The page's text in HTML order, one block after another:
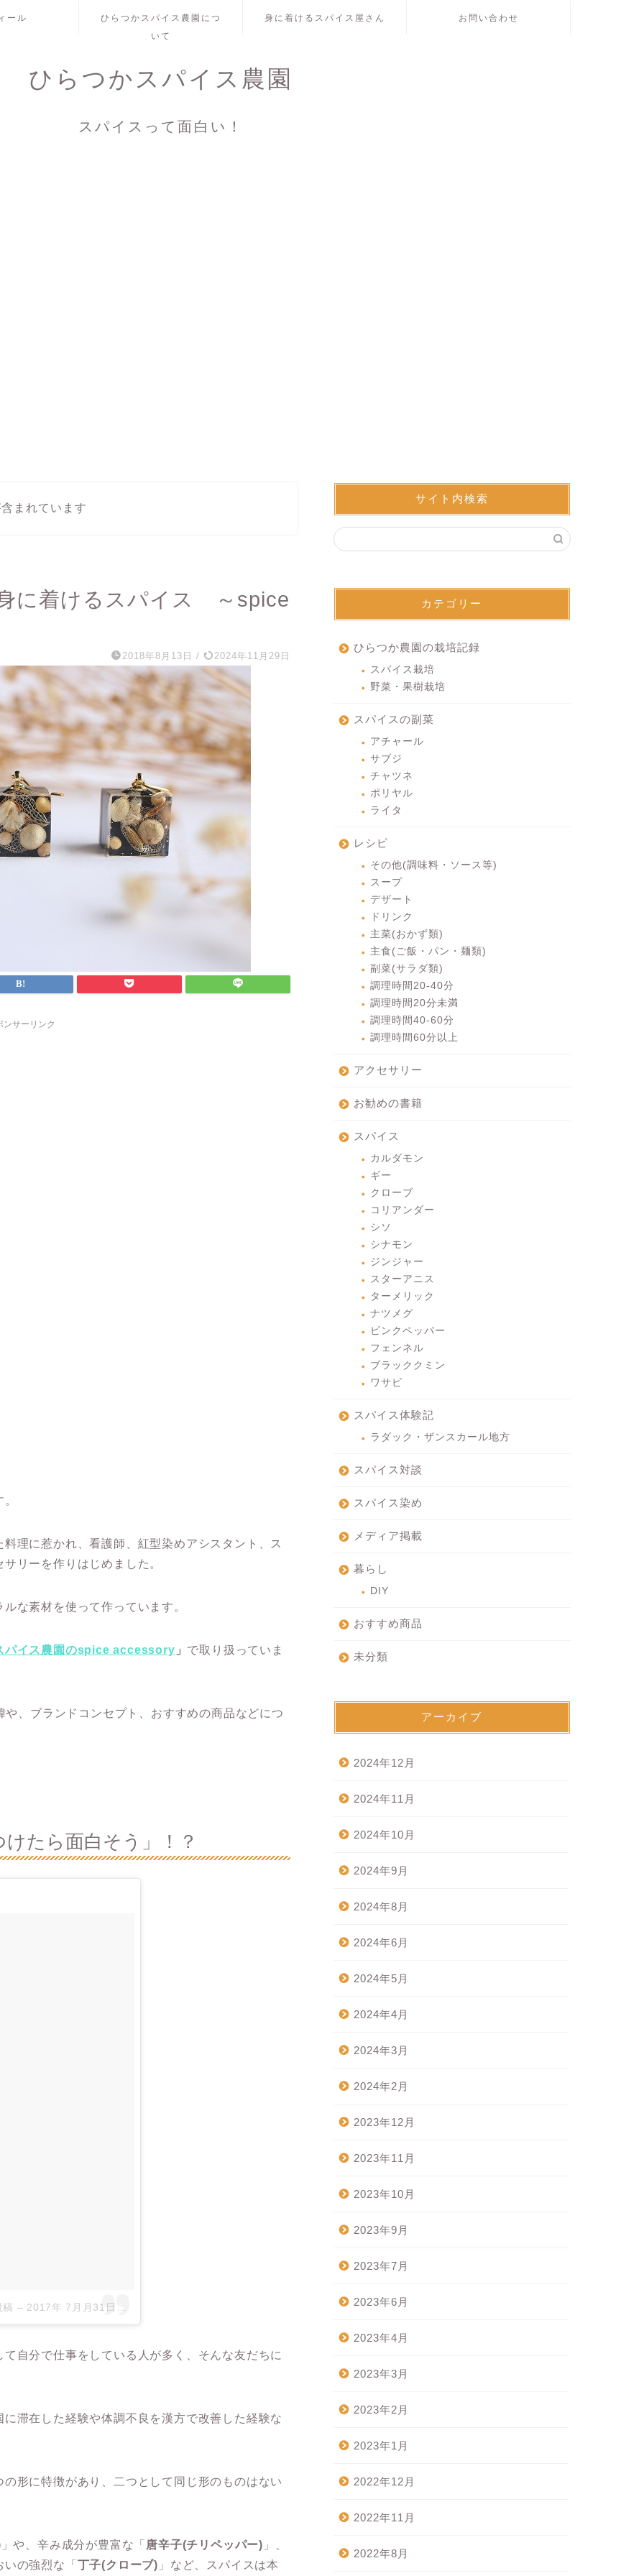
ール
ひらつかスパイス農園につ
いて
身に着けるスパイス屋さん お問い合わせ
ひらつかスパイス農園
スパイスって面白い！
まれています
に着けるスパイス ～spice
2018年8月13日 / 2024年11月29日
ンサーリンク
理に惹かれ、看護師、紅型染めアシスタント、ス
リーを作りはじめました。
な素材を使って作っています。
パイス農園のspice accessory 」 で取り扱っていま
や、ブランドコンセプト、おすすめの商品などにつ
たら面白そう」！？
– 2017年 7月月31日午後7時06分PDT
自分で仕事をしている人が多く、そんな友だちに
滞在した経験や体調不良を漢方で改善した経験な
形に特徴があり、二つとして同じ形のものはない
」や、辛み成分が豊富な「 唐辛子(チリペッパー) 」、
の強烈な「 丁子(クローブ) 」など、スパイスは本
サイト内検索
カテゴリー
ひらつか農園の栽培記録
スパイス栽培
野菜・果樹栽培
スパイスの副菜
アチャール
サブジ
チャツネ
ポリヤル
ライタ
レシピ
その他(調味料・ソース等)
スープ
デザート
ドリンク
主菜(おかず類)
主食(ご飯・パン・麺類)
副菜(サラダ類)
調理時間20-40分
調理時間20分未満
調理時間40-60分
調理時間60分以上
アクセサリー
お勧めの書籍
スパイス
カルダモン
ギー
クローブ
コリアンダー
シソ
シナモン
ジンジャー
スターアニス
ターメリック
ナツメグ
ピンクペッパー
フェンネル
ブラッククミン
ワサビ
スパイス体験記
ラダック・ザンスカール地方
スパイス対談
スパイス染め
メディア掲載
暮らし
DIY
おすすめ商品
未分類
アーカイブ
2024年12月
2024年11月
2024年10月
2024年9月
2024年8月
2024年6月
2024年5月
2024年4月
2024年3月
2024年2月
2023年12月
2023年11月
2023年10月
2023年9月
2023年7月
2023年6月
2023年4月
2023年3月
2023年2月
2023年1月
2022年12月
2022年11月
2022年8月